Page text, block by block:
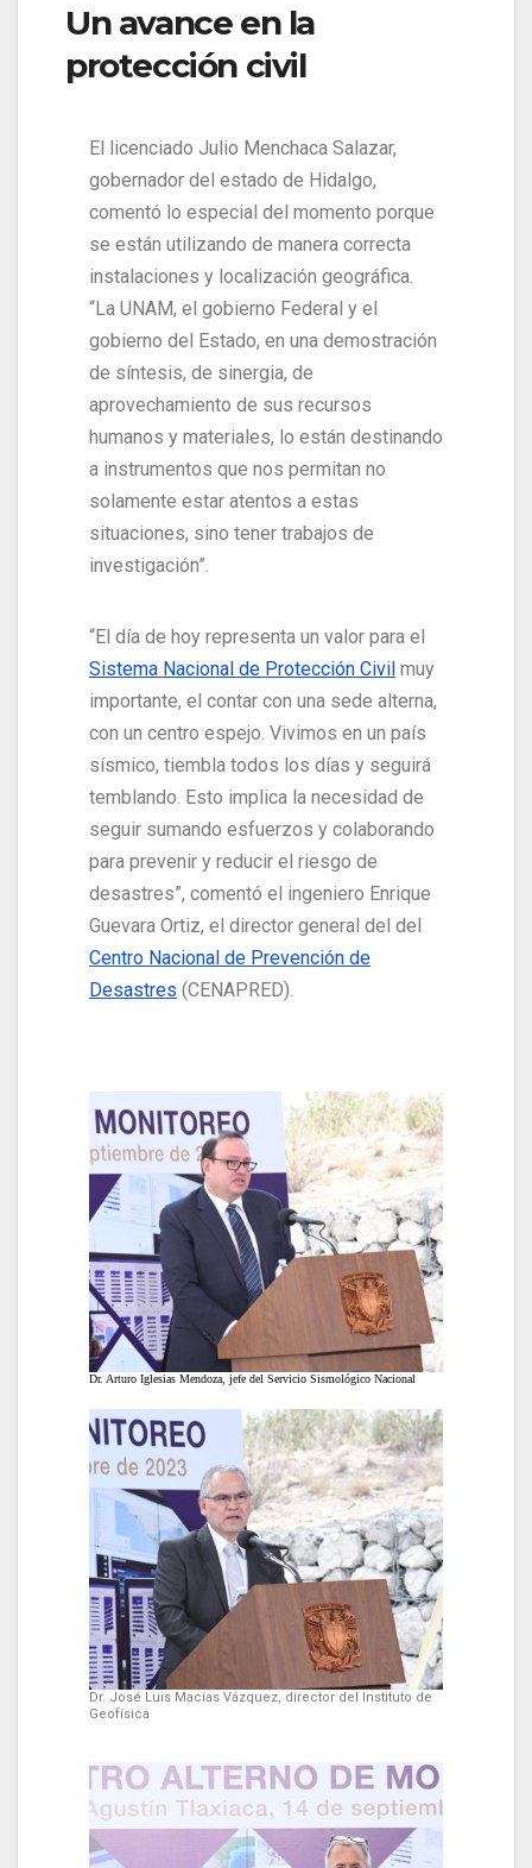
Un avance en la
protección civil
El licenciado Julio Menchaca Salazar,
gobernador del estado de Hidalgo,
comentó lo especial del momento porque
se están utilizando de manera correcta
instalaciones y localización geográfica.
“La UNAM, el gobierno Federal y el
gobierno del Estado, en una demostración
de síntesis, de sinergia, de
aprovechamiento de sus recursos
humanos y materiales, lo están destinando
a instrumentos que nos permitan no
solamente estar atentos a estas
situaciones, sino tener trabajos de
investigación”.
“El día de hoy representa un valor para el
Sistema Nacional de Protección Civil muy
importante, el contar con una sede alterna,
con un centro espejo. Vivimos en un país
sísmico, tiembla todos los días y seguirá
temblando. Esto implica la necesidad de
seguir sumando esfuerzos y colaborando
para prevenir y reducir el riesgo de
desastres”, comentó el ingeniero Enrique
Guevara Ortiz, el director general del del
Centro Nacional de Prevención de
Desastres (CENAPRED).
Dr. Arturo Iglesias Mendoza, jefe del Servicio Sismológico Nacional
Dr. José Luis Macías Vázquez, director del Instituto de
Geofísica